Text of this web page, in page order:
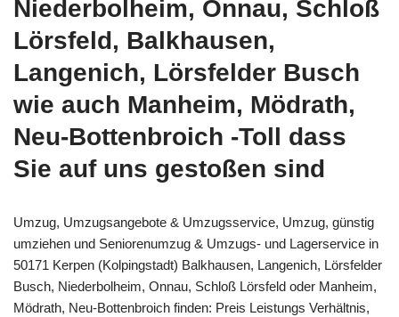
Niederbolheim, Onnau, Schloß
Lörsfeld, Balkhausen,
Langenich, Lörsfelder Busch
wie auch Manheim, Mödrath,
Neu-Bottenbroich -Toll dass
Sie auf uns gestoßen sind
Umzug, Umzugsangebote & Umzugsservice, Umzug, günstig
umziehen und Seniorenumzug & Umzugs- und Lagerservice in
50171 Kerpen (Kolpingstadt) Balkhausen, Langenich, Lörsfelder
Busch, Niederbolheim, Onnau, Schloß Lörsfeld oder Manheim,
Mödrath, Neu-Bottenbroich finden: Preis Leistungs Verhältnis,